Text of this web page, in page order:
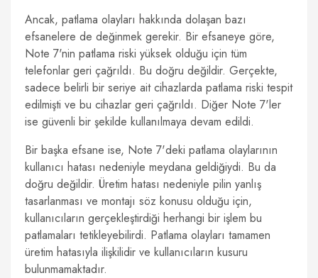
Ancak, patlama olayları hakkında dolaşan bazı
efsanelere de değinmek gerekir. Bir efsaneye göre,
Note 7'nin patlama riski yüksek olduğu için tüm
telefonlar geri çağrıldı. Bu doğru değildir. Gerçekte,
sadece belirli bir seriye ait cihazlarda patlama riski tespit
edilmişti ve bu cihazlar geri çağrıldı. Diğer Note 7'ler
ise güvenli bir şekilde kullanılmaya devam edildi.
Bir başka efsane ise, Note 7'deki patlama olaylarının
kullanıcı hatası nedeniyle meydana geldiğiydi. Bu da
doğru değildir. Üretim hatası nedeniyle pilin yanlış
tasarlanması ve montajı söz konusu olduğu için,
kullanıcıların gerçekleştirdiği herhangi bir işlem bu
patlamaları tetikleyebilirdi. Patlama olayları tamamen
üretim hatasıyla ilişkilidir ve kullanıcıların kusuru
bulunmamaktadır.